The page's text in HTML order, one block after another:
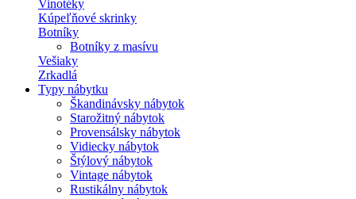
Vinotéky
Kúpeľňové skrinky
Botníky
Botníky z masívu
Vešiaky
Zrkadlá
Typy nábytku
Škandinávsky nábytok
Starožitný nábytok
Provensálsky nábytok
Vidiecky nábytok
Štýlový nábytok
Vintage nábytok
Rustikálny nábytok